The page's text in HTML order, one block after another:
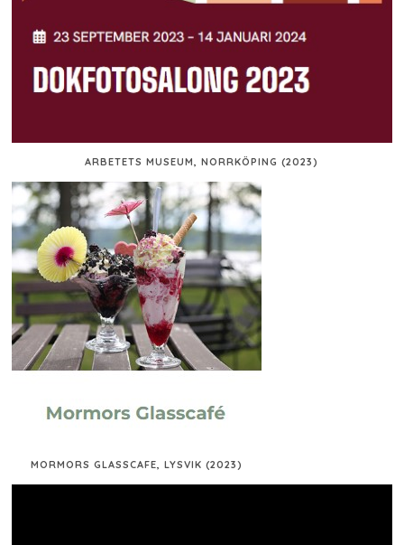
ARBETETS MUSEUM, NORRKÖPING (2023)
MORMORS GLASSCAFE, LYSVIK (2023)